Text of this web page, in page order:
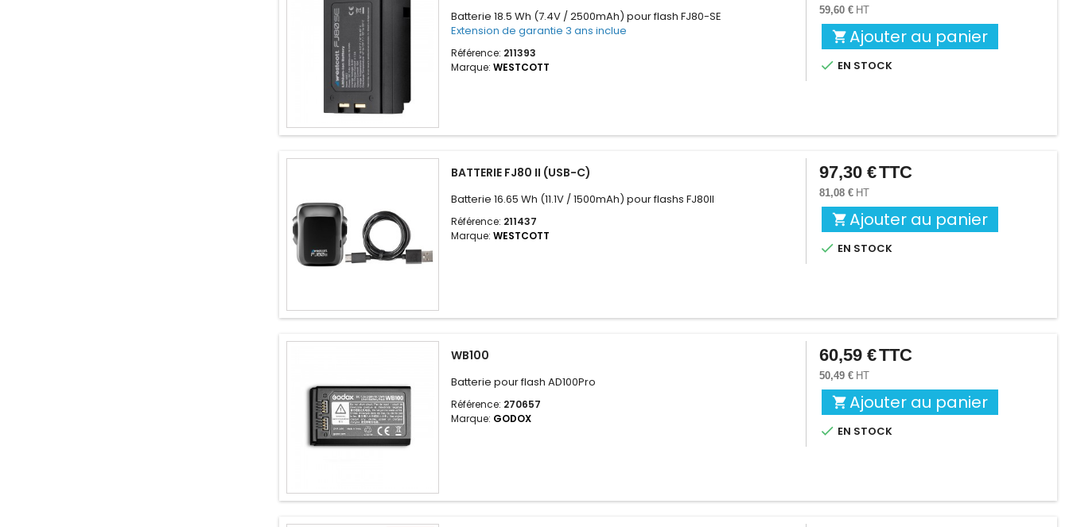
Batterie 18.5 Wh (7.4V / 2500mAh) pour flash FJ80-SE
Extension de garantie 3 ans inclue
Référence: 211393
Marque: WESTCOTT
59,60 € HT
 Ajouter au panier
 EN STOCK
BATTERIE FJ80 II (USB-C)
Batterie 16.65 Wh (11.1V / 1500mAh) pour flashs FJ80II
Référence: 211437
Marque: WESTCOTT
Prix
97,30 €TTC
81,08 € HT
 Ajouter au panier
 EN STOCK
WB100
Batterie pour flash AD100Pro
Référence: 270657
Marque: GODOX
Prix
60,59 €TTC
50,49 € HT
 Ajouter au panier
 EN STOCK